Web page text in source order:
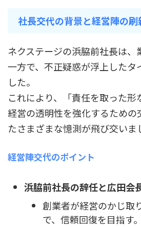
社長交代の背景と経営陣の刷
ネクステージの浜脇前社長は、
一方で、不正疑惑が浮上したタ
した。
これにより、「責任を取った
経営の透明性を強化するための
たさまざまな憶測が飛び交いま
経営陣交代のポイント
浜脇前社長の辞任と広田会
創業者が経営のかじ取
で、信頼回復を目指す。